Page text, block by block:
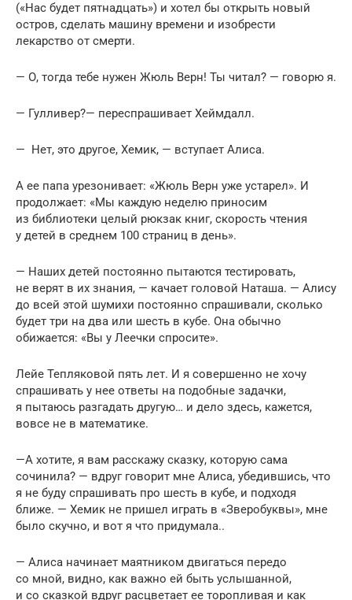
(«Нас будет пятнадцать») и хотел бы открыть новый
остров, сделать машину времени и изобрести
лекарство от смерти.
— О, тогда тебе нужен Жюль Верн! Ты читал? — говорю я.
— Гулливер?— переспрашивает Хеймдалл.
— Нет, это другое, Хемик, — вступает Алиса.
А ее папа урезонивает: «Жюль Верн уже устарел». И
продолжает: «Мы каждую неделю приносим
из библиотеки целый рюкзак книг, скорость чтения
у детей в среднем 100 страниц в день».
— Наших детей постоянно пытаются тестировать,
не верят в их знания, — качает головой Наташа. — Алису
до всей этой шумихи постоянно спрашивали, сколько
будет три на два или шесть в кубе. Она обычно
обижается: «Вы у Леечки спросите».
Лейе Тепляковой пять лет. И я совершенно не хочу
спрашивать у нее ответы на подобные задачки,
я пытаюсь разгадать другую… и дело здесь, кажется,
вовсе не в математике.
—А хотите, я вам расскажу сказку, которую сама
сочинила? — вдруг говорит мне Алиса, убедившись, что
я не буду спрашивать про шесть в кубе, и подходя
ближе. — Хемик не пришел играть в «Зверобуквы», мне
было скучно, и вот я что придумала..
— Алиса начинает маятником двигаться передо
со мной, видно, как важно ей быть услышанной,
и со сказкой вдруг расцветает ее торопливая и как